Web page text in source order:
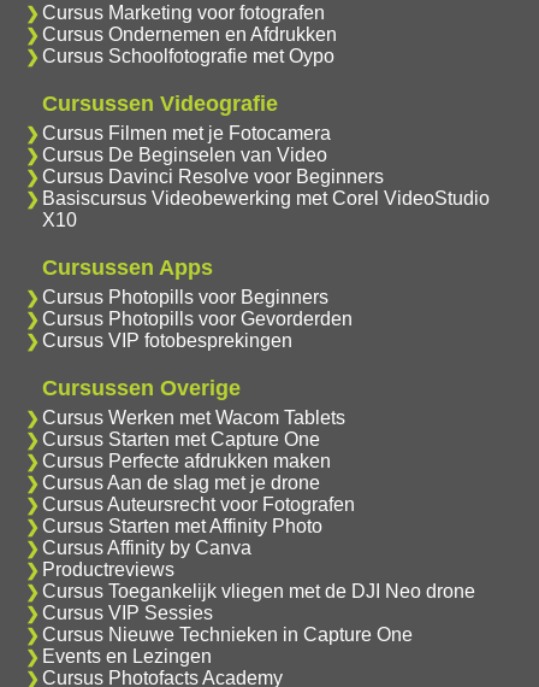
Cursus Marketing voor fotografen
Cursus Ondernemen en Afdrukken
Cursus Schoolfotografie met Oypo
Cursussen Videografie
Cursus Filmen met je Fotocamera
Cursus De Beginselen van Video
Cursus Davinci Resolve voor Beginners
Basiscursus Videobewerking met Corel VideoStudio
X10
Cursussen Apps
Cursus Photopills voor Beginners
Cursus Photopills voor Gevorderden
Cursus VIP fotobesprekingen
Cursussen Overige
Cursus Werken met Wacom Tablets
Cursus Starten met Capture One
Cursus Perfecte afdrukken maken
Cursus Aan de slag met je drone
Cursus Auteursrecht voor Fotografen
Cursus Starten met Affinity Photo
Cursus Affinity by Canva
Productreviews
Cursus Toegankelijk vliegen met de DJI Neo drone
Cursus VIP Sessies
Cursus Nieuwe Technieken in Capture One
Events en Lezingen
Cursus Photofacts Academy